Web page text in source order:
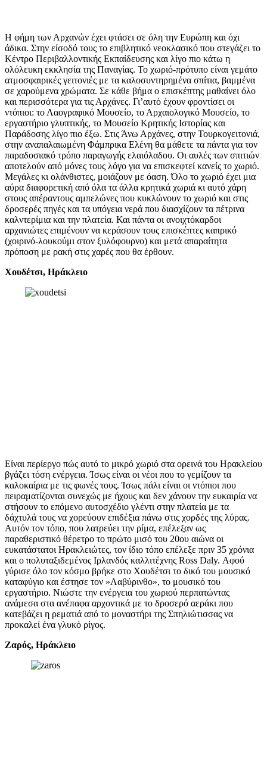
Η φήμη των Αρχανών έχει φτάσει σε όλη την Ευρώπη και όχι
άδικα. Στην είσοδό τους το επιβλητικό νεοκλασικό που στεγάζει το
Κέντρο Περιβαλλοντικής Εκπαίδευσης και λίγο πιο κάτω η
ολόλευκη εκκλησία της Παναγίας. Το χωριό-πρότυπο είναι γεμάτο
ατμοσφαιρικές γειτονιές με τα καλοσυντηρημένα σπίτια, βαμμένα
σε χαρούμενα χρώματα. Σε κάθε βήμα ο επισκέπτης μαθαίνει όλο
και περισσότερα για τις Αρχάνες. Γι’αυτό έχουν φροντίσει οι
ντόπιοι: το Λαογραφικό Μουσείο, το Αρχαιολογικό Μουσείο, το
εργαστήριο γλυπτικής, το Μουσείο Κρητικής Ιστορίας και
Παράδοσης λίγο πιο έξω. Στις Άνω Αρχάνες, στην Τουρκογειτονιά,
στην αναπαλαιωμένη Φάμπρικα Ελένη θα μάθετε τα πάντα για τον
παραδοσιακό τρόπο παραγωγής ελαιόλαδου. Οι αυλές των σπιτιών
αποτελούν από μόνες τους λόγο για να επισκεφτεί κανείς το χωριό.
Μεγάλες κι ολάνθιστες, μοιάζουν με όαση. Όλο το χωριό έχει μια
αύρα διαφορετική από όλα τα άλλα κρητικά χωριά κι αυτό χάρη
στους απέραντους αμπελώνες που κυκλώνουν το χωριό και στις
δροσερές πηγές και τα υπόγεια νερά που διασχίζουν τα πέτρινα
καλντερίμια και την πλατεία. Και πάντα οι ανοιχτόκαρδοι
αρχανιώτες επιμένουν να κεράσουν τους επισκέπτες καπρικό
(χοιρινό-λουκούμι στον ξυλόφουρνο) και μετά απαραίτητα
πρόποση με ρακή στις χαρές που θα έρθουν.
Χουδέτσι, Ηράκλειο
Είναι περίεργο πώς αυτό το μικρό χωριό στα ορεινά του Ηρακλείου
βγάζει τόση ενέργεια. Ίσως είναι οι νέοι που το γεμίζουν τα
καλοκαίρια με τις φωνές τους. Ίσως πάλι είναι οι ντόπιοι που
πειραματίζονται συνεχώς με ήχους και δεν χάνουν την ευκαιρία να
στήσουν το επόμενο αυτοσχέδιο γλέντι στην πλατεία με τα
δάχτυλά τους να χορεύουν επιδέξια πάνω στις χορδές της λύρας.
Αυτόν τον τόπο, που λατρεύει την ρίμα, επέλεξαν ως
παραθεριστικό θέρετρο το πρώτο μισό του 20ου αιώνα οι
ευκατάστατοι Ηρακλειώτες, τον ίδιο τόπο επέλεξε πριν 35 χρόνια
και ο πολυταξιδεμένος Ιρλανδός καλλιτέχνης Ross Daly. Αφού
γύρισε όλο τον κόσμο βρήκε στο Χουδέτσι το δικό του μουσικό
καταφύγιο και έστησε τον »Λαβύρινθο», το μουσικό του
εργαστήριο. Νιώστε την ενέργεια του χωριού περπατώντας
ανάμεσα στα ανέπαφα αρχοντικά με το δροσερό αεράκι που
κατεβάζει η ρεματιά από το μοναστήρι της Σπηλιώτισσας να
προκαλεί ένα γλυκό ρίγος.
Ζαρός, Ηράκλειο